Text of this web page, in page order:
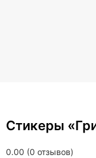
0.00 (0 отзывов)
Стикеры